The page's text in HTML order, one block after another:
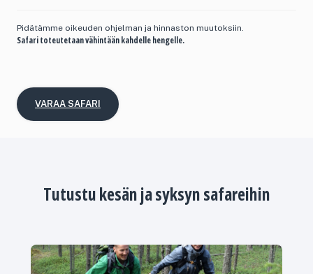
Pidätämme oikeuden ohjelman ja hinnaston muutoksiin.
Safari toteutetaan vähintään kahdelle hengelle.
VARAA SAFARI
Tutustu kesän ja syksyn safareihin